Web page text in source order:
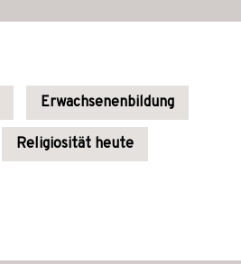
Erwachsenenbildung
Religiosität heute